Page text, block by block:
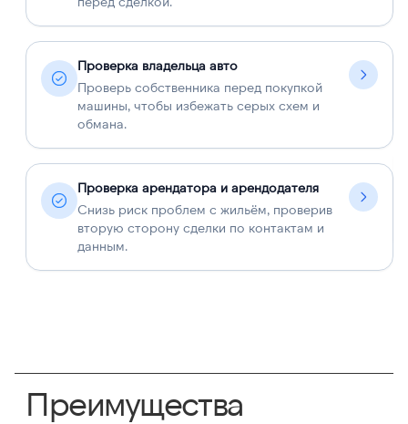
Проверка владельца авто
Проверь собственника перед покупкой
машины, чтобы избежать серых схем и
обмана.
Проверка арендатора и арендодателя
Снизь риск проблем с жильём, проверив
вторую сторону сделки по контактам и
данным.
Преимущества